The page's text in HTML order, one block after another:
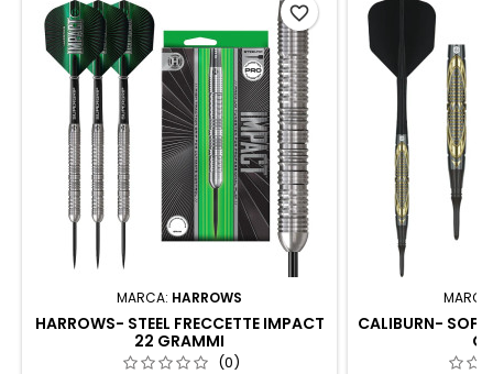
MARCA: HARROWS
HARROWS- STEEL FRECCETTE IMPACT
22 GRAMMI
(0)
favorite_border
CALIBURN-